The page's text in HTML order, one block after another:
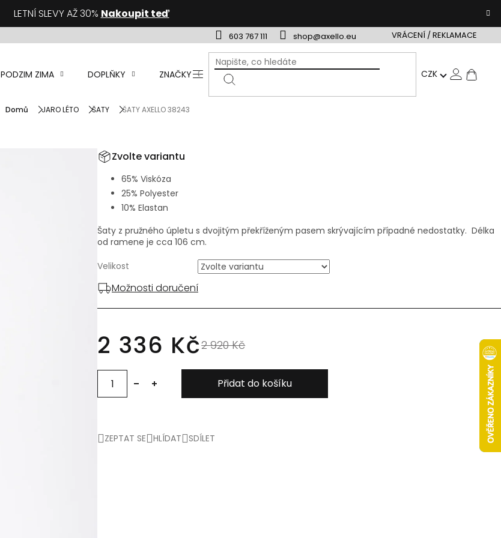
LETNÍ SLEVY AŽ 30% Nakoupit teď
603 767 111 shop@axello.eu VRÁCENÍ / REKLAMACE
PODZIM ZIMA DOPLŇKY ZNAČKY DÁRKOVÉ POUKAZY VRÁCENÍ /
CZK
Domů JARO LÉTO ŠATY ŠATY AXELLO 38243
2 920 Kč
2 336 Kč
Zvolte variantu
Velikost
Možnosti doručení
Přidat do košíku
65% Viskóza
25% Polyester
10% Elastan
Šaty z pružného úpletu s dvojitým překříženým pasem skrývajícím případné nedostatky. Délka
od ramene je cca 106 cm.
ZEPTAT SE HLÍDAT SDÍLET